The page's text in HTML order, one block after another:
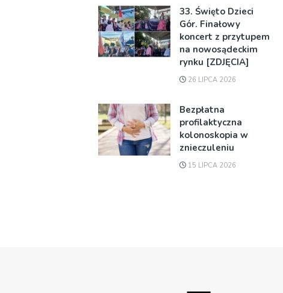
33. Święto Dzieci
Gór. Finałowy
koncert z przytupem
na nowosądeckim
rynku [ZDJĘCIA]
26 LIPCA 2026
Bezpłatna
profilaktyczna
kolonoskopia w
znieczuleniu
15 LIPCA 2026